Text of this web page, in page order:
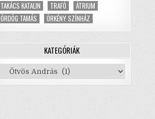
TAKÁCS KATALIN
TRAFÓ
ÁTRIUM
ÖRDÖG TAMÁS
ÖRKÉNY SZÍNHÁZ
KATEGÓRIÁK
Kategóriák